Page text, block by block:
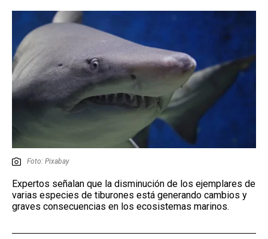
Foto: Pixabay
Expertos señalan que la disminución de los ejemplares de
varias especies de tiburones está generando cambios y
graves consecuencias en los ecosistemas marinos.